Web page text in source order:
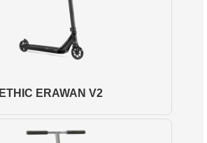
ETHIC ERAWAN V2